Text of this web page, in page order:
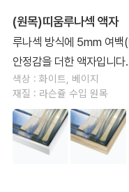
(원목)띠움루나섹 액자
루나섹 방식에 5mm 여백
안정감을 더한 액자입니다.
색상 : 화이트, 베이지
재질 : 라슨쥴 수입 원목